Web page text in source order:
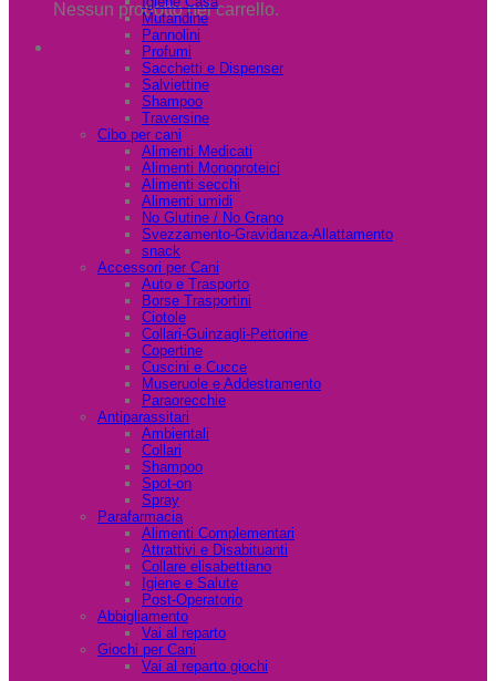
Nessun prodotto nel carrello.
Mutandine
Pannolini
Profumi
Sacchetti e Dispenser
Salviettine
Shampoo
Traversine
Cibo per cani
Alimenti Medicati
Alimenti Monoproteici
Alimenti secchi
Alimenti umidi
No Glutine / No Grano
Svezzamento-Gravidanza-Allattamento
snack
Accessori per Cani
Auto e Trasporto
Borse Trasportini
Ciotole
Collari-Guinzagli-Pettorine
Copertine
Cuscini e Cucce
Museruole e Addestramento
Paraorecchie
Antiparassitari
Ambientali
Collari
Shampoo
Spot-on
Spray
Parafarmacia
Alimenti Complementari
Attrattivi e Disabituanti
Collare elisabettiano
Igiene e Salute
Post-Operatorio
Abbigliamento
Vai al reparto
Giochi per Cani
Vai al reparto giochi